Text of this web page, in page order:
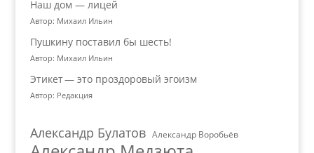
Наш дом — лицей
Автор: Михаил Ильин
Пушкину поставил бы шесть!
Автор: Михаил Ильин
Этикет — это проздоровый эгоизм
Автор: Редакция
Александр Булатов Александр Воробьёв